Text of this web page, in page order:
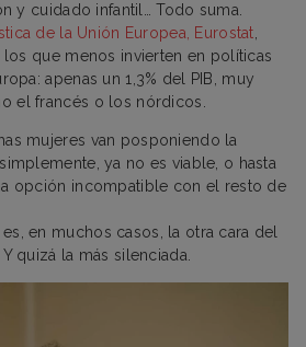
y cuidado infantil… Todo suma.
de la Unión Europea, Eurostat,
los que menos invierten en políticas
apenas un 1,3% del PIB, muy
el francés o los nórdicos.
mujeres van posponiendo la
ya no es viable, o hasta
opción incompatible con el resto de
en muchos casos, la otra cara del
quizá la más silenciada.